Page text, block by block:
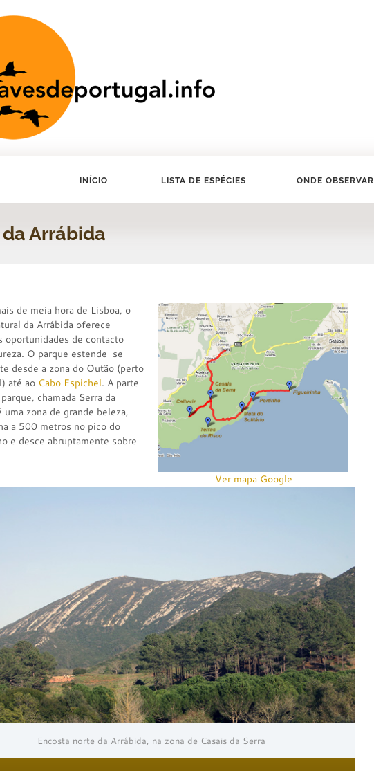
INÍCIO LISTA DE ESPÉCIES ONDE OBSERVAR
Arrábida
de meia hora de Lisboa, o
da Arrábida oferece
oportunidades de contacto
O parque estende-se
desde a zona do Outão (perto
até ao Cabo Espichel. A parte
chamada Serra da
uma zona de grande beleza,
a 500 metros no pico do
e desce abruptamente sobre
Ver mapa Google
Encosta norte da Arrábida, na zona de Casais da Serra